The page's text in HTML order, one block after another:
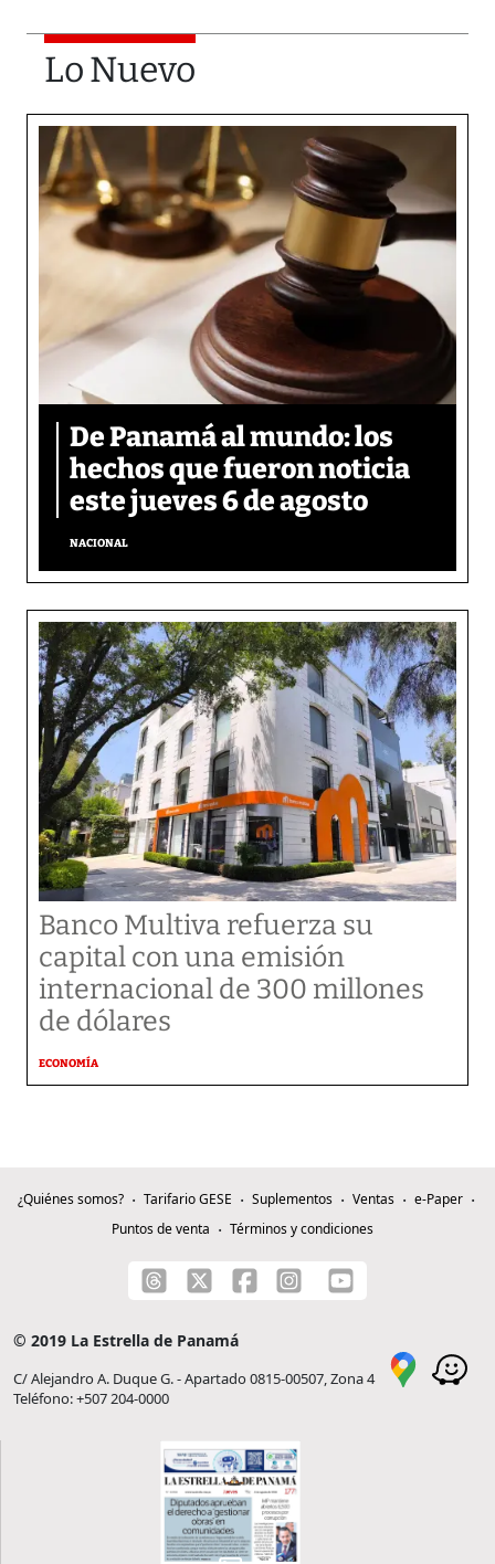
Lo Nuevo
De Panamá al mundo: los
hechos que fueron noticia
este jueves 6 de agosto
NACIONAL
Banco Multiva refuerza su
capital con una emisión
internacional de 300 millones
de dólares
ECONOMÍA
¿Quiénes somos? Tarifario GESE Suplementos Ventas
e-Paper
Puntos de venta
Términos y condiciones
© 2019 La Estrella de Panamá
C/ Alejandro A. Duque G. - Apartado 0815-00507, Zona 4
Teléfono: +507 204-0000